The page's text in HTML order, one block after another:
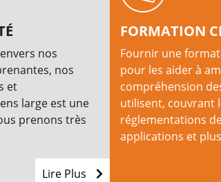
nos
nos
et
large est une
prenons très
Lire Plus
FORMATION
Fournir une
pour les aider à
compréhension
utilisent, couvrant
réglementations
applications et